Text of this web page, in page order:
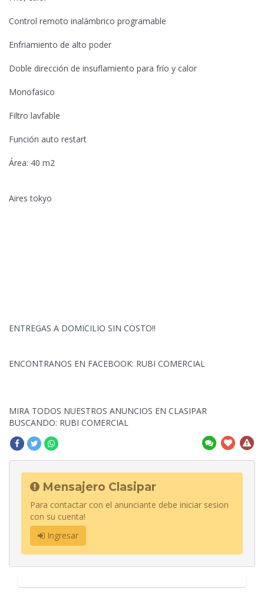
Control remoto inalámbrico programable
Enfriamiento de alto poder
Doble dirección de insuflamiento para frío y calor
Monofasico
Filtro lavfable
Función auto restart
Área: 40 m2
Aires tokyo
ENTREGAS A DOMICILIO SIN COSTO!!
ENCONTRANOS EN FACEBOOK: RUBI COMERCIAL
MIRA TODOS NUESTROS ANUNCIOS EN CLASIPAR
BUSCANDO: RUBI COMERCIAL
Mensajero Clasipar
Para contactar con el anunciante debe iniciar sesion
con su cuenta!
Ingresar